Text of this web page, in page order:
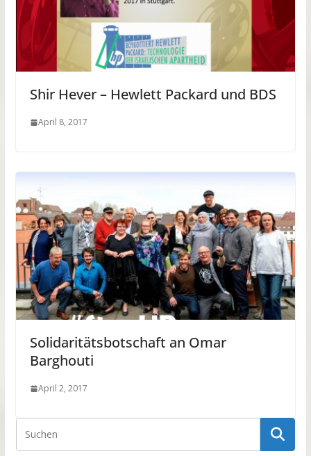
Shir Hever – Hewlett Packard und BDS
April 8, 2017
Solidaritätsbotschaft an Omar
Barghouti
April 2, 2017